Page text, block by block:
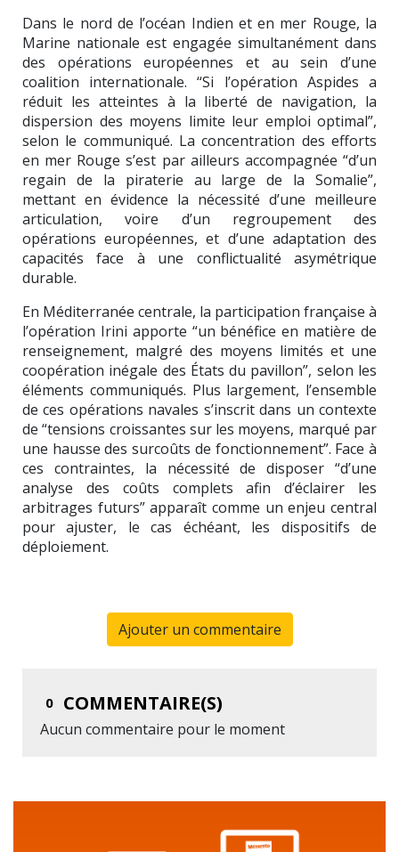
Dans le nord de l’océan Indien et en mer Rouge, la
Marine nationale est engagée simultanément dans
des opérations européennes et au sein d’une
coalition internationale. “Si l’opération Aspides a
réduit les atteintes à la liberté de navigation, la
dispersion des moyens limite leur emploi optimal”,
selon le communiqué. La concentration des efforts
en mer Rouge s’est par ailleurs accompagnée “d’un
regain de la piraterie au large de la Somalie”,
mettant en évidence la nécessité d’une meilleure
articulation, voire d’un regroupement des
opérations européennes, et d’une adaptation des
capacités face à une conflictualité asymétrique
durable.
En Méditerranée centrale, la participation française à
l’opération Irini apporte “un bénéfice en matière de
renseignement, malgré des moyens limités et une
coopération inégale des États du pavillon”, selon les
éléments communiqués. Plus largement, l’ensemble
de ces opérations navales s’inscrit dans un contexte
de “tensions croissantes sur les moyens, marqué par
une hausse des surcoûts de fonctionnement”. Face à
ces contraintes, la nécessité de disposer “d’une
analyse des coûts complets afin d’éclairer les
arbitrages futurs” apparaît comme un enjeu central
pour ajuster, le cas échéant, les dispositifs de
déploiement.
Ajouter un commentaire
0 COMMENTAIRE(S)
Aucun commentaire pour le moment